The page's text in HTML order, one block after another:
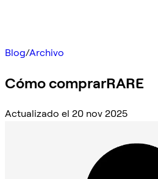
Blog/Archivo
Cómo comprarRARE
Actualizado el 20 nov 2025